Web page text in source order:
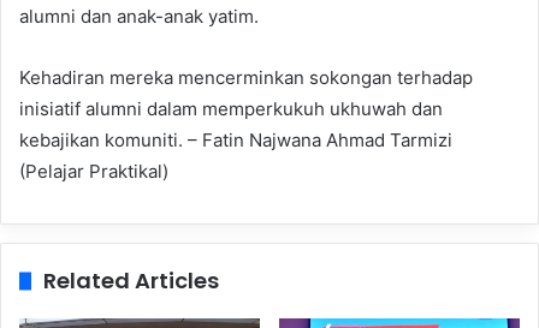
alumni dan anak-anak yatim.
Kehadiran mereka mencerminkan sokongan terhadap
inisiatif alumni dalam memperkukuh ukhuwah dan
kebajikan komuniti. – Fatin Najwana Ahmad Tarmizi
(Pelajar Praktikal)
Related Articles